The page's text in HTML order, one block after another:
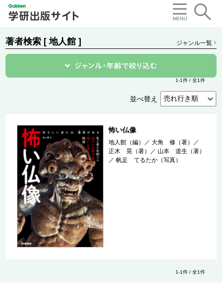
著者検索 [ 地人館 ] ジャンル一覧
1-1件 / 全1件
並べ替え
怖い仏像
地人館（編） ／大角 修（著）
／
正木 晃（著）
／ 山本 道生（著）
／帆足 てるたか（写真）
1-1件 / 全1件